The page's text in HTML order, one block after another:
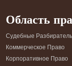
Область
Судебные
Коммерческое Право
Корпоративное Право